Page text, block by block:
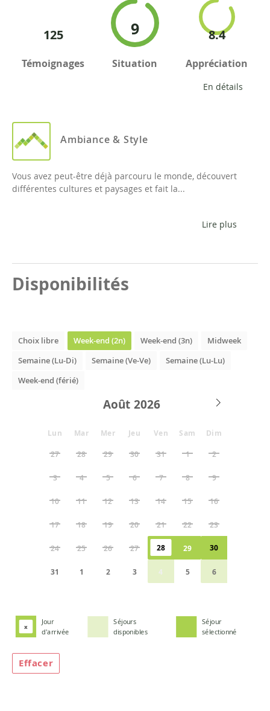
125
Témoignages
9
Situation
8.4
Appréciation
En détails
Ambiance & Style
Vous avez peut-être déjà parcouru le monde, découvert
différentes cultures et paysages et fait la...
Lire plus
Disponibilités
Choix libre Week-end (2n) Week-end (3n)
Midweek
Semaine (Lu-Di)
Semaine (Ve-Ve)
Semaine (Lu-Lu)
Week-end (férié)
Août
Lun Mar Mer Jeu Ven Sam Dim
27 28 29 30 31 1 2
3 4 5 6 7 8 9
10 11 12 13 14 15 16
17 18 19 20 21 22 23
24 25 26 27 28 29 30
31 1 2 3 4 5 6
x
Jour
d'arrivée
Séjours
disponibles
Séjour
sélectionné
Effacer